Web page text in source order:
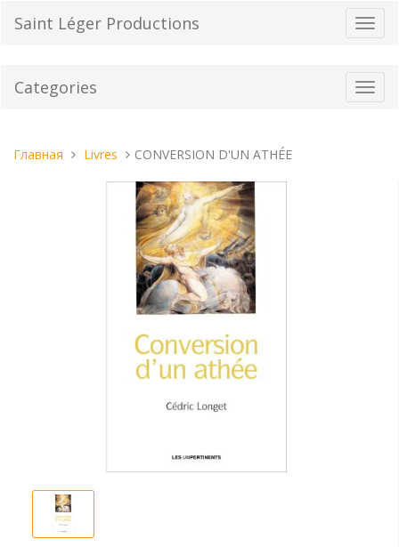
Saint Léger Productions
Categories
Вы
Главная Livres CONVERSION D'UN ATHÉE